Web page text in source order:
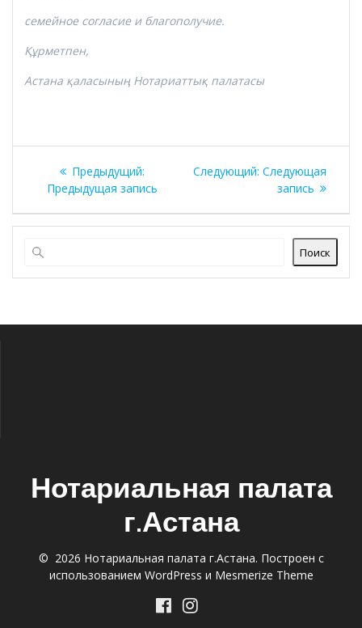
семейное согласие и благополучие.
Құрметпен,
Астана қаласының Нотариаттық палатасы
Навигация
записям
Предыдущий: Предыдущая
запись:
Предыдущая запись
Следующий: Следующая
запись:
Следующая
запись
Поиск
Нотариальная палата
г.Астана
© 2026 Нотариальная палата г.Астана. Построен с
использованием WordPress и Mesmerize Theme